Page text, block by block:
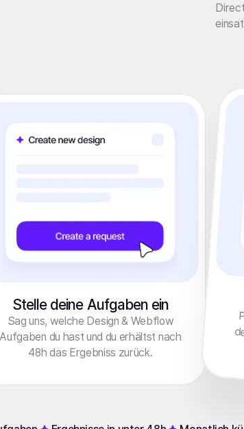
Stelle deine Aufgaben ein
Sag uns, welche Design & Webflow
Aufgaben du hast und du erhältst nach
48h das Ergebniss zurück.